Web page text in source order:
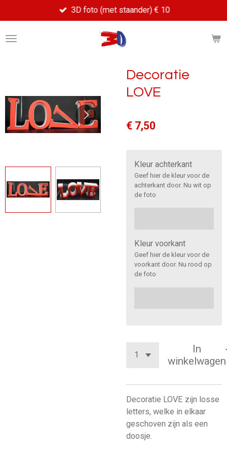
direct
naar
3D foto (met staander) € 10
Decoratie
LOVE
€ 7,50
Kleur achterkant
Geef hier de kleur voor de
achterkant door. Nu wit op
de foto
Kleur voorkant
Geef hier de kleur voor de
voorkant door. Nu rood op
de foto
In
winkelwagen
Decoratie LOVE zijn losse
letters, welke in elkaar
geschoven zijn als een
doosje.